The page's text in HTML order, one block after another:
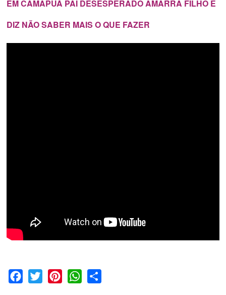
EM CAMAPUÃ PAI DESESPERADO AMARRA FILHO E
DIZ NÃO SABER MAIS O QUE FAZER
Facebook
Twitter PinterestWhatsApp